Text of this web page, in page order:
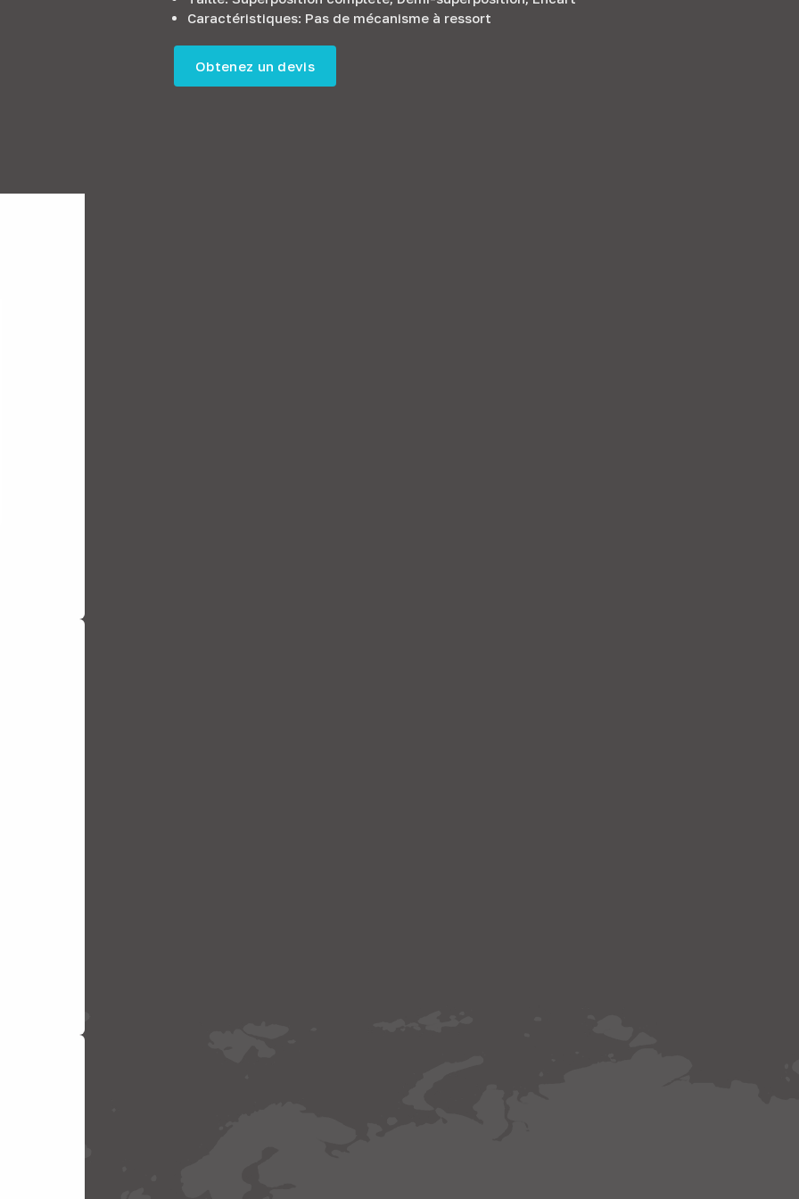
Caractéristiques: Pas de mécanisme à ressort
Obtenez un devis